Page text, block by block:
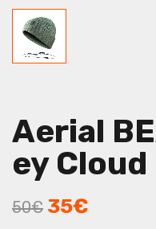
Aerial
Ey Cloud
50€ 35€